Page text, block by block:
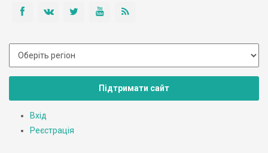
Підтримати сайт
Вхід
Реєстрація